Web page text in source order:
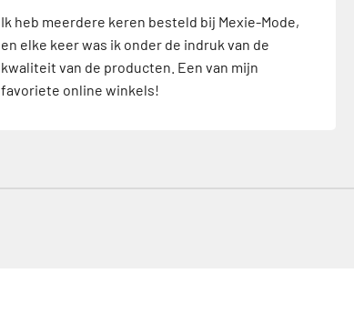
Ik heb meerdere keren besteld bij Mexie-Mode,
en elke keer was ik onder de indruk van de
kwaliteit van de producten. Een van mijn
favoriete online winkels!